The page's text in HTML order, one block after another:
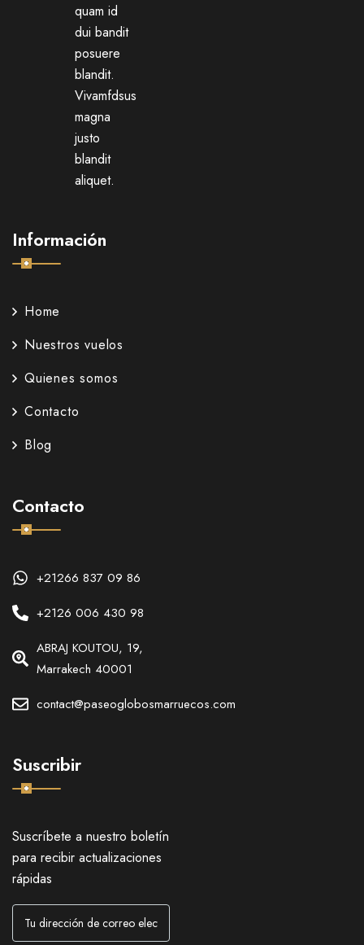
quam id
dui bandit
posuere
blandit.
Vivamfdsus
magna
justo
blandit
aliquet.
Información
Home
Nuestros vuelos
Quienes somos
Contacto
Blog
Contacto
+21266 837 09 86
+2126 006 430 98
ABRAJ KOUTOU, 19,
Marrakech 40001
contact@paseoglobosmarruecos.com
Suscribir
Suscríbete a nuestro boletín
para recibir actualizaciones
rápidas